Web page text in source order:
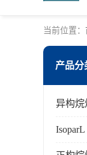
当前位置：
产品分
异构烷
IsoparL